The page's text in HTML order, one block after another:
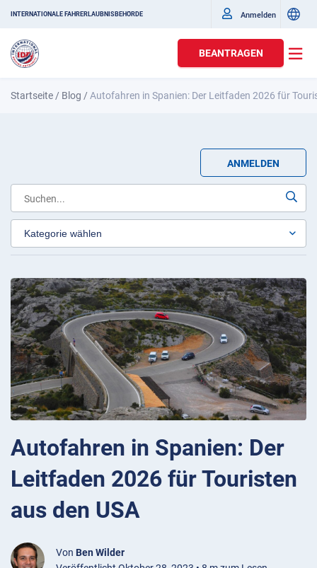
INTERNATIONALE FAHRERLAUBNISBEHÖRDE Anmelden
BEANTRAGEN
Startseite / Blog /Autofahren in Spanien: Der Leitfaden 2026 für
ANMELDEN
Autofahren in Spanien: Der
Leitfaden 2026 für Touristen
aus den USA
Von Ben Wilder